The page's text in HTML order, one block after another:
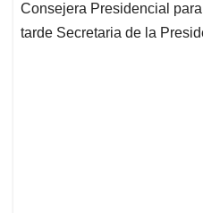
Consejera Presidencial
tarde Secretaria de la